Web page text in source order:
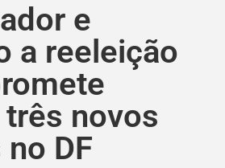
e
a reeleição
novos
DF